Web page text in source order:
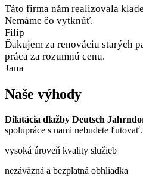
Táto firma nám realizovala
Nemáme čo vytknúť.
Filip
Ďakujem za renováciu starých
práca za rozumnú cenu.
Jana
Naše výhody
Dilatácia dlažby Deutsch
spolupráce s nami nebudete ľutovať.
vysoká úroveň kvality služieb
nezáväzná a bezplatná obhliadka